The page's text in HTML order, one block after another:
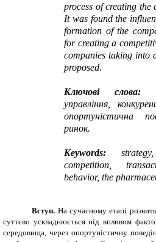
process of creating the
It was foundthe
formation of the
for creating a
companies taking into
proposed.
Ключові слова:
управління,
опортуністична
ринок.
Keywords:
competition,
behavior, the
Вступ. На сучасному етапі
суттєво ускладнюється під впливом
середовища, через опортуністичну